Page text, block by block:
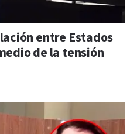
entre Estados
de la tensión